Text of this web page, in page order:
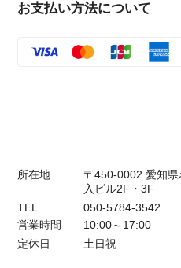
お支払い方法について
所在地
〒450-0002 愛知
入ビル2F・3F
TEL
050-5784-3542
営業時間
10:00～17:00
定休日
土日祝